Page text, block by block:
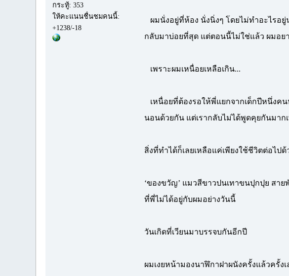
กระทู้: 353
ให้คะแนนชื่นชมคนนี้:
+1238/-18
ผมนั่งอยู่ที่ห้อง นั่งนิ่งๆ โดยไม่ทำอะไรอ
กลับมาบ่อยที่สุด แต่ตอนนี้ไม่ใช่แล้ว ผมอย
เพราะผมเหนื่อยเหลือเกิน...
เหนื่อยที่ต้องรอให้พี่แยกจากเด็กปีหนึ่งค
นอนด้วยกัน แต่เรากลับไม่ได้พูดคุยกันมาก
สิ่งที่ทำได้ก็เลยเหลือแค่เพียงใช้ชีวิตต่อไ
‘ของขวัญ’ แมวสีขาวปนเทาขนปุกปุย สา
ที่พี่ไม่ได้อยู่กับผมอย่างวันนี้
วันเกิดที่เวียนมาบรรจบกันอีกปี
ผมเงยหน้ามองนาฬิกาฝาผนังครั้งแล้วครั้